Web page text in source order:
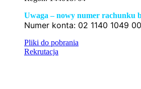
Uwaga – nowy numer rachunku
Numer konta: 02 1140 1049
Pliki do pobrania
Rekrutacja